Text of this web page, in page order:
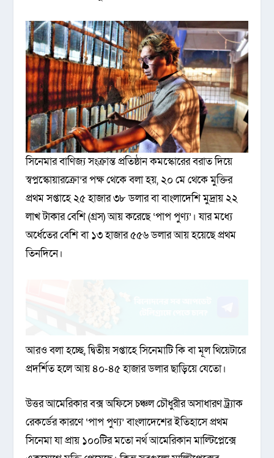
সিনেমার বাণিজ্য সংক্রান্ত প্রতিষ্ঠান কমস্কোরের বরাত দিয়ে
স্বপ্নস্কোয়ারক্রো’র পক্ষ থেকে বলা হয়, ২০ মে থেকে মুক্তির
প্রথম সপ্তাহে ২৫ হাজার ৩৮ ডলার বা বাংলাদেশি মুদ্রায় ২২
লাখ টাকার বেশি (গ্রস) আয় করেছে ‘পাপ পুণ্য’। যার মধ্যে
অর্ধেতের বেশি বা ১৩ হাজার ৫৫৬ ডলার আয় হয়েছে প্রথম
তিনদিনে।
আরও বলা হচ্ছে, দ্বিতীয় সপ্তাহে সিনেমাটি কি বা মূল থিয়েটারে
প্রদর্শিত হলে আয় ৪০-৪৫ হাজার ডলার ছাড়িয়ে যেতো।
উত্তর আমেরিকার বক্স অফিসে চঞ্চল চৌধুরীর অসাধারণ ট্র্যাক
রেকর্ডের কারণে ‘পাপ পুণ্য’ বাংলাদেশের ইতিহাসে প্রথম
সিনেমা যা প্রায় ১০০টির মতো নর্থ আমেরিকান মাল্টিপ্লেক্সে